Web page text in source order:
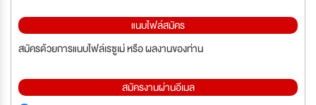
แนบไฟล์สมัคร
สมัครด้วยการแนบไฟล์เรซูเม่ หรือ ผลงานของท่าน
สมัครงานผ่านอีเมล